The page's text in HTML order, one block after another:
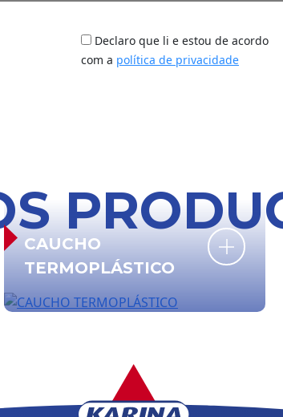
Declaro que li e estou de acordo
com a política de privacidade
CAUCHO
TERMOPLÁSTICO